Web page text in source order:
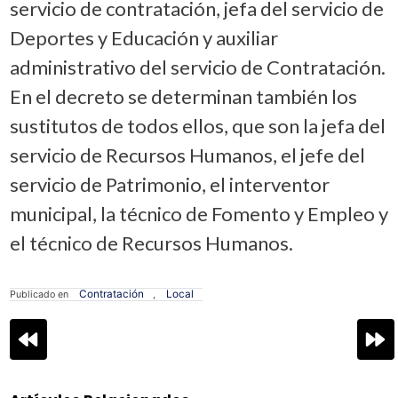
servicio de contratación, jefa del servicio de
Deportes y Educación y auxiliar
administrativo del servicio de Contratación.
En el decreto se determinan también los
sustitutos de todos ellos, que son la jefa del
servicio de Recursos Humanos, el jefe del
servicio de Patrimonio, el interventor
municipal, la técnico de Fomento y Empleo y
el técnico de Recursos Humanos.
Publicado en Contratación , Local
Navegación
de